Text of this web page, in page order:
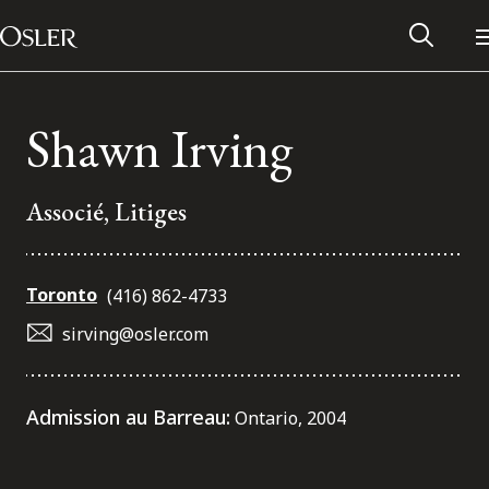
Passer au contenu
Main Navigation
Réseau des anciens d’Osler
Shawn Irving
Associé, Litiges
Toronto (416) 862-4733
sirving@osler.com
Admission au Barreau: Ontario, 2004